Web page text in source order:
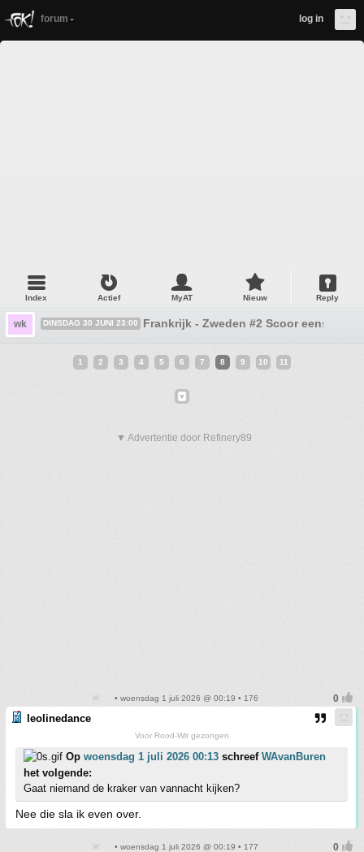
forum log in
Index Actief MyAT Nieuw Reply
wk DINSDAG 30 JUNI 23:00 Frankrijk - Zweden #2 Scoor eens
1 2 3 4 5 6 7 8 9 10 11
▼ Advertentie door Refinery89
• woensdag 1 juli 2026 @ 00:19 • 176
leolinedance
Voor Rood-Wit gezongen
Op woensdag 1 juli 2026 00:13 schreef WAvanBuren
het volgende:
Gaat niemand de kraker van vannacht kijken?
Nee die sla ik even over.
• woensdag 1 juli 2026 @ 00:19 • 177